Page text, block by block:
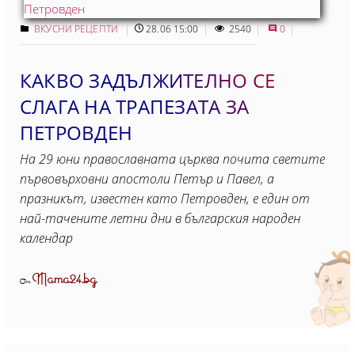
ВКУСНИ РЕЦЕПТИ 28.06 15:00 2540 0
КАКВО ЗАДЪЛЖИТЕЛНО СЕ
СЛАГА НА ТРАПЕЗАТА ЗА
ПЕТРОВДЕН
На 29 юни православната църква почита светите
първовърховни апостоли Петър и Павел, а
празникът, известен като Петровден, е един от
най-тачените летни дни в българския народен
календар
ОтMama24.bg